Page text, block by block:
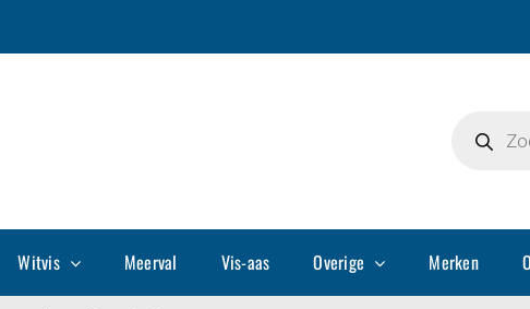
zoeken
Witvis Meerval Vis-aas Overige Merken